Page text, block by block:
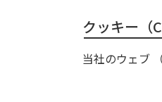
クッキー（
当社のウェブ